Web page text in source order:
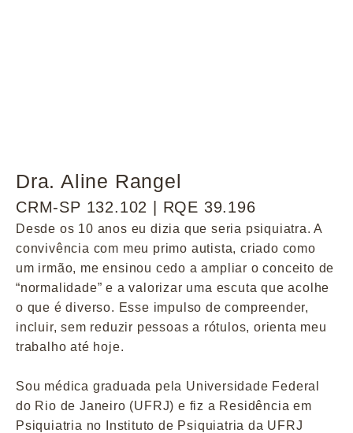
Dra. Aline Rangel
CRM-SP 132.102 | RQE 39.196
Desde os 10 anos eu dizia que seria psiquiatra. A
convivência com meu primo autista, criado como
um irmão, me ensinou cedo a ampliar o conceito de
“normalidade” e a valorizar uma escuta que acolhe
o que é diverso. Esse impulso de compreender,
incluir, sem reduzir pessoas a rótulos, orienta meu
trabalho até hoje.
Sou médica graduada pela Universidade Federal
do Rio de Janeiro (UFRJ) e fiz a Residência em
Psiquiatria no Instituto de Psiquiatria da UFRJ